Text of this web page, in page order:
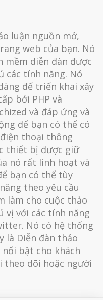
luận nguồn mở,
web của bạn. Nó
mềm diễn đàn được
các tính năng. Nó
để triển khai xây
bởi PHP và
và đáp ứng và
để bạn có thể có
thoại thông
thiết bị được giữ
nó rất linh hoạt và
bạn có thể tùy
theo yêu cầu
làm cho cuộc thảo
vị với các tính năng
Nó có hệ thống
là Diễn đàn thảo
bật cho khách
theo dõi hoặc người